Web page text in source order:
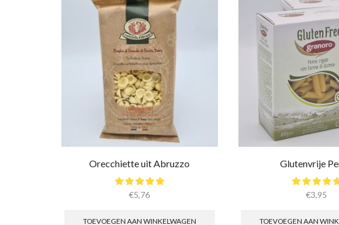
Orecchiette uit Abruzzo
€5,76
TOEVOEGEN AAN WINKELWAGEN
Glutenvrije
€3,95
TOEVOEGEN AAN